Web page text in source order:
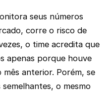
seus números
corre o risco de
o time acredita que
apenas porque houve
anterior. Porém, se
o mesmo